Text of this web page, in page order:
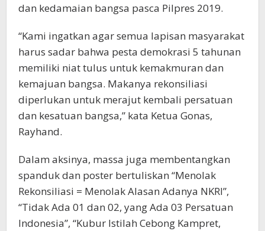
dan kedamaian bangsa pasca Pilpres 2019.
“Kami ingatkan agar semua lapisan masyarakat
harus sadar bahwa pesta demokrasi 5 tahunan
memiliki niat tulus untuk kemakmuran dan
kemajuan bangsa. Makanya rekonsiliasi
diperlukan untuk merajut kembali persatuan
dan kesatuan bangsa,” kata Ketua Gonas,
Rayhand.
Dalam aksinya, massa juga membentangkan
spanduk dan poster bertuliskan “Menolak
Rekonsiliasi = Menolak Alasan Adanya NKRI”,
“Tidak Ada 01 dan 02, yang Ada 03 Persatuan
Indonesia”, “Kubur Istilah Cebong Kampret,